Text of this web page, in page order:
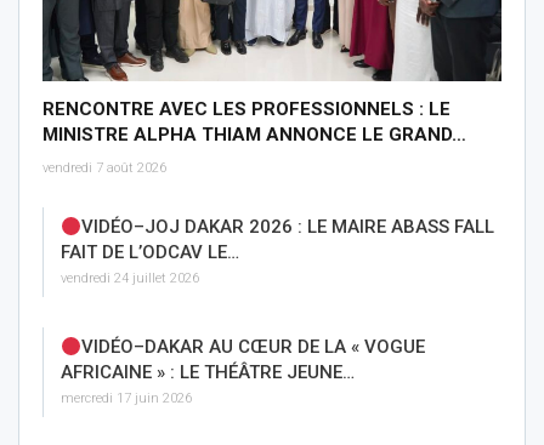
RENCONTRE AVEC LES PROFESSIONNELS : LE
MINISTRE ALPHA THIAM ANNONCE LE GRAND…
vendredi 7 août 2026
VIDÉO–JOJ DAKAR 2026 : LE MAIRE ABASS FALL
FAIT DE L’ODCAV LE…
vendredi 24 juillet 2026
VIDÉO–DAKAR AU CŒUR DE LA « VOGUE
AFRICAINE » : LE THÉÂTRE JEUNE…
mercredi 17 juin 2026